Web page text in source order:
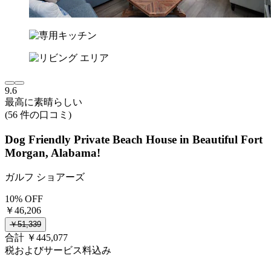
9.6
最高に素晴らしい
(56 件の口コミ)
Dog Friendly Private Beach House in Beautiful Fort
Morgan, Alabama!
ガルフ ショアーズ
10% OFF
￥46,206
￥51,339
合計 ￥445,077
税およびサービス料込み